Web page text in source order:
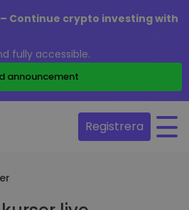
Continue crypto investing with
fully accessible.
announcement
Registrera